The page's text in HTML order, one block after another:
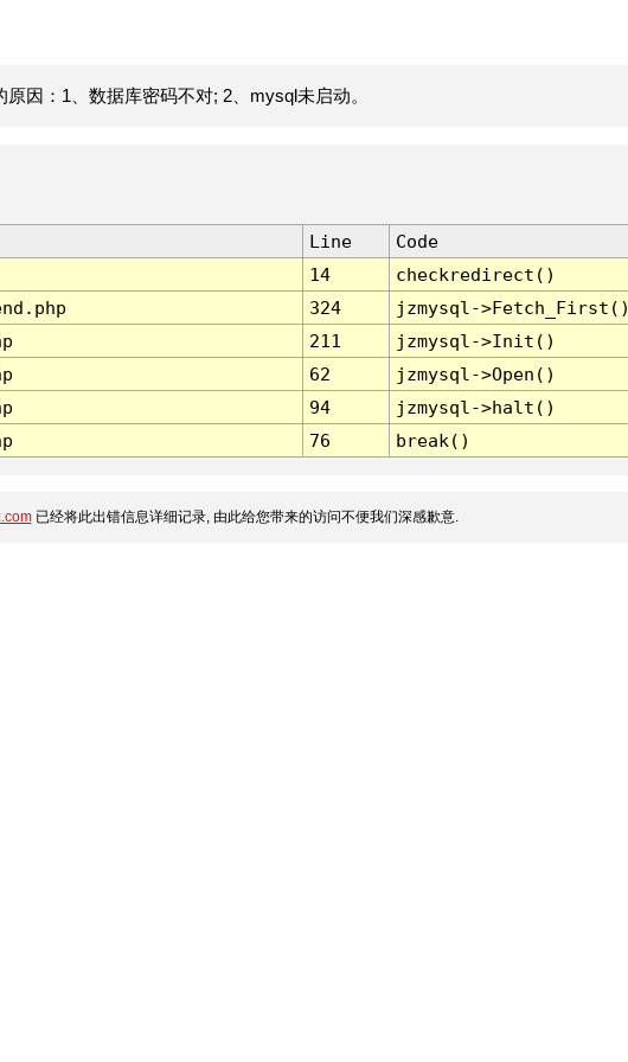
因：1、数据库密码不对; 2、mysql未启动。
Line
Code
14
checkredirect()
324
jzmysql-
211
jzmysql->Init()
62
jzmysql->Open()
94
jzmysql->halt()
76 break()
已经将此出错信息详细记录, 由此给您带来的访问不便我们深感歉意.